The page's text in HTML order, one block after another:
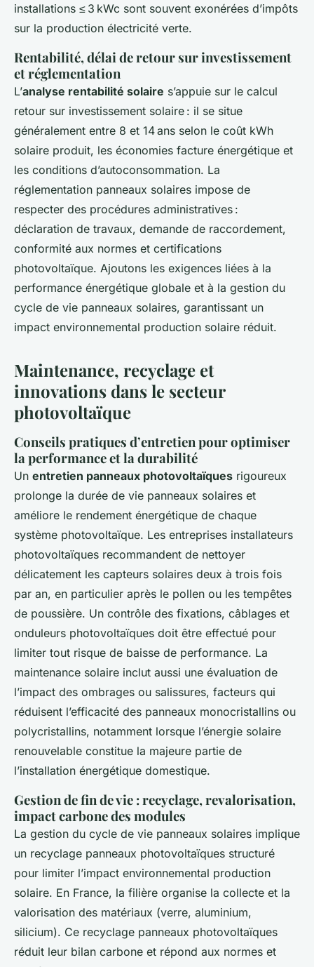
installations ≤ 3 kWc sont souvent exonérées d’impôts
sur la production électricité verte.
Rentabilité, délai de retour sur investissement
et réglementation
L’analyse rentabilité solaire s’appuie sur le calcul
retour sur investissement solaire : il se situe
généralement entre 8 et 14 ans selon le coût kWh
solaire produit, les économies facture énergétique et
les conditions d’autoconsommation. La
réglementation panneaux solaires impose de
respecter des procédures administratives :
déclaration de travaux, demande de raccordement,
conformité aux normes et certifications
photovoltaïque. Ajoutons les exigences liées à la
performance énergétique globale et à la gestion du
cycle de vie panneaux solaires, garantissant un
impact environnemental production solaire réduit.
Maintenance, recyclage et
innovations dans le secteur
photovoltaïque
Conseils pratiques d’entretien pour optimiser
la performance et la durabilité
Un entretien panneaux photovoltaïques rigoureux
prolonge la durée de vie panneaux solaires et
améliore le rendement énergétique de chaque
système photovoltaïque. Les entreprises installateurs
photovoltaïques recommandent de nettoyer
délicatement les capteurs solaires deux à trois fois
par an, en particulier après le pollen ou les tempêtes
de poussière. Un contrôle des fixations, câblages et
onduleurs photovoltaïques doit être effectué pour
limiter tout risque de baisse de performance. La
maintenance solaire inclut aussi une évaluation de
l’impact des ombrages ou salissures, facteurs qui
réduisent l’efficacité des panneaux monocristallins ou
polycristallins, notamment lorsque l’énergie solaire
renouvelable constitue la majeure partie de
l’installation énergétique domestique.
Gestion de fin de vie : recyclage, revalorisation,
impact carbone des modules
La gestion du cycle de vie panneaux solaires implique
un recyclage panneaux photovoltaïques structuré
pour limiter l’impact environnemental production
solaire. En France, la filière organise la collecte et la
valorisation des matériaux (verre, aluminium,
silicium). Ce recyclage panneaux photovoltaïques
réduit leur bilan carbone et répond aux normes et